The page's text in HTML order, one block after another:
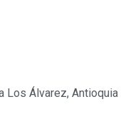
Los Álvarez, Antioquia